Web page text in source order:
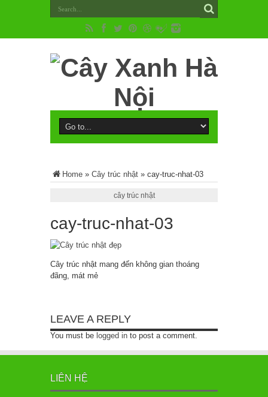
Home » Cây trúc nhật » cay-truc-nhat-03
cây trúc nhật
cay-truc-nhat-03
Cây trúc nhật mang đến không gian thoáng
đãng, mát mẻ
LEAVE A REPLY
You must be logged in to post a comment.
LIÊN HỆ